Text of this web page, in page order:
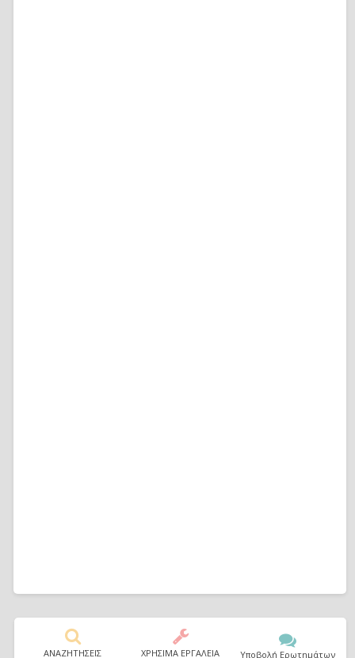
ΑΝΑΖΗΤΗΣΕΙΣ ΧΡΗΣΙΜΑ ΕΡΓΑΛΕΙΑ Υποβολή Ερωτημάτων